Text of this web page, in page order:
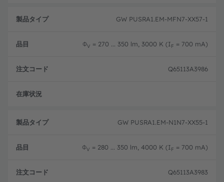
GW PUSRA1.EM-MFN7-XX57-1
ΦV = 270 ... 350 lm, 3000 K (IF = 700 mA)
Q65113A3986
GW PUSRA1.EM-N1N7-XX55-1
ΦV = 280 ... 350 lm, 4000 K (IF = 700 mA)
Q65113A3983